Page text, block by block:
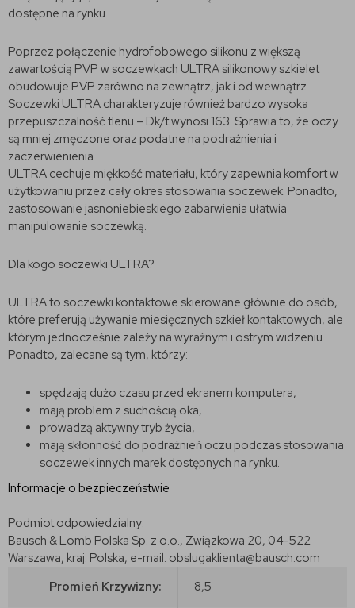
dostępne na rynku.
Poprzez połączenie hydrofobowego silikonu z większą
zawartością PVP w soczewkach ULTRA silikonowy szkielet
obudowuje PVP zarówno na zewnątrz, jak i od wewnątrz.
Soczewki ULTRA charakteryzuje również bardzo wysoka
przepuszczalność tlenu – Dk/t wynosi 163. Sprawia to, że oczy
są mniej zmęczone oraz podatne na podrażnienia i
zaczerwienienia.
ULTRA cechuje miękkość materiału, który zapewnia komfort w
użytkowaniu przez cały okres stosowania soczewek. Ponadto,
zastosowanie jasnoniebieskiego zabarwienia ułatwia
manipulowanie soczewką.
Dla kogo soczewki ULTRA?
ULTRA to soczewki kontaktowe skierowane głównie do osób,
które preferują używanie miesięcznych szkieł kontaktowych, ale
którym jednocześnie zależy na wyraźnym i ostrym widzeniu.
Ponadto, zalecane są tym, którzy:
spędzają dużo czasu przed ekranem komputera,
mają problem z suchością oka,
prowadzą aktywny tryb życia,
mają skłonność do podrażnień oczu podczas stosowania
soczewek innych marek dostępnych na rynku.
Informacje o bezpieczeństwie
Podmiot odpowiedzialny:
Bausch & Lomb Polska Sp. z o.o., Związkowa 20, 04-522
Warszawa, kraj: Polska, e-mail: obslugaklienta@bausch.com
Promień Krzywizny:
8,5